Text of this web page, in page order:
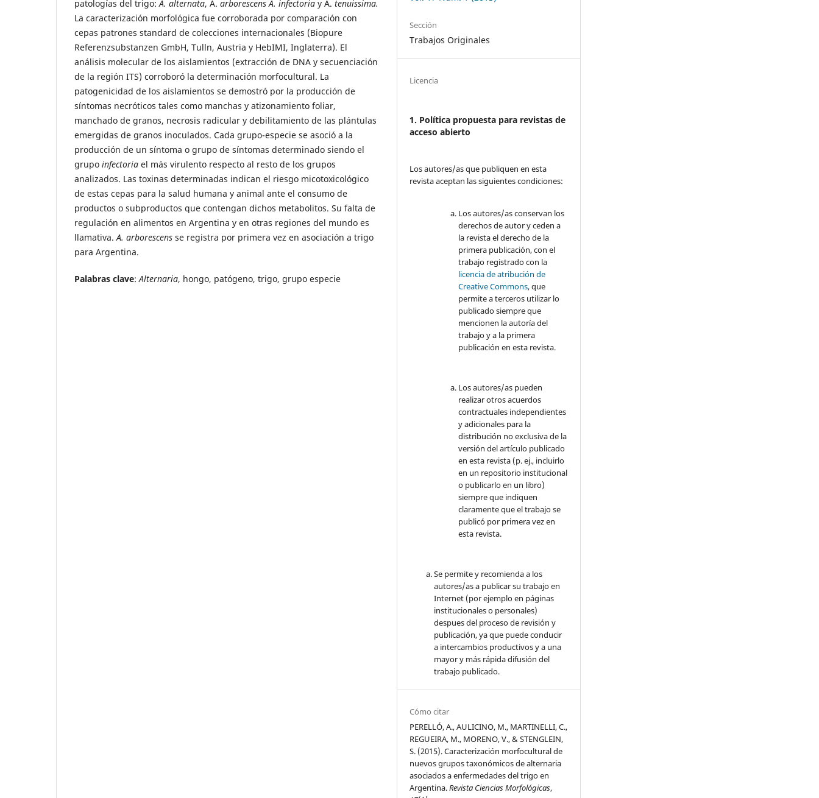
patologías del trigo: A. alternata, A. arborescens A. infectoria y A. tenuissima.
La caracterización morfológica fue corroborada por comparación con
cepas patrones standard de colecciones internacionales (Biopure
Referenzsubstanzen GmbH, Tulln, Austria y HebIMI, Inglaterra). El
análisis molecular de los aislamientos (extracción de DNA y secuenciación
de la región ITS) corroboró la determinación morfocultural. La
patogenicidad de los aislamientos se demostró por la producción de
síntomas necróticos tales como manchas y atizonamiento foliar,
manchado de granos, necrosis radicular y debilitamiento de las plántulas
emergidas de granos inoculados. Cada grupo-especie se asoció a la
producción de un síntoma o grupo de síntomas determinado siendo el
grupo infectoria el más virulento respecto al resto de los grupos
analizados. Las toxinas determinadas indican el riesgo micotoxicológico
de estas cepas para la salud humana y animal ante el consumo de
productos o subproductos que contengan dichos metabolitos. Su falta de
regulación en alimentos en Argentina y en otras regiones del mundo es
llamativa. A. arborescens se registra por primera vez en asociación a trigo
para Argentina.
Palabras clave:Alternaria, hongo, patógeno, trigo, grupo especie
Sección
Trabajos Originales
Licencia
1. Política propuesta para revistas de
acceso abierto
Los autores/as que publiquen en esta
revista aceptan las siguientes condiciones:
Los autores/as conservan los
derechos de autor y ceden a
la revista el derecho de la
primera publicación, con el
trabajo registrado con la
licencia de atribución de
Creative Commons, que
permite a terceros utilizar lo
publicado siempre que
mencionen la autoría del
trabajo y a la primera
publicación en esta revista.
Los autores/as pueden
realizar otros acuerdos
contractuales independientes
y adicionales para la
distribución no exclusiva de la
versión del artículo publicado
en esta revista (p. ej., incluirlo
en un repositorio institucional
o publicarlo en un libro)
siempre que indiquen
claramente que el trabajo se
publicó por primera vez en
esta revista.
Se permite y recomienda a los
autores/as a publicar su trabajo en
Internet (por ejemplo en páginas
institucionales o personales)
despues del proceso de revisión y
publicación, ya que puede conducir
a intercambios productivos y a una
mayor y más rápida difusión del
trabajo publicado.
Cómo citar
PERELLÓ, A., AULICINO, M., MARTINELLI, C.,
REGUEIRA, M., MORENO, V., & STENGLEIN,
S. (2015). Caracterización morfocultural de
nuevos grupos taxonómicos de alternaria
asociados a enfermedades del trigo en
Argentina.Revista Ciencias Morfológicas,